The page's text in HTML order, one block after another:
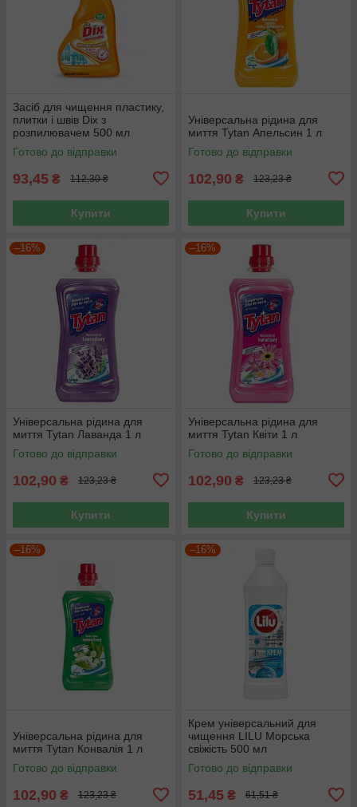
Засіб для чищення пластику,
плитки і швів Dix з
розпилювачем 500 мл
Готово до відправки
93,45 ₴ 112,30 ₴
Купити
Універсальна рідина для
миття Tytan Апельсин 1 л
Готово до відправки
102,90 ₴ 123,23 ₴
Купити
–16%
Універсальна рідина для
миття Tytan Лаванда 1 л
Готово до відправки
102,90 ₴ 123,23 ₴
Купити
–16%
Універсальна рідина для
миття Tytan Квіти 1 л
Готово до відправки
102,90 ₴ 123,23 ₴
Купити
–16%
Універсальна рідина для
миття Tytan Конвалія 1 л
Готово до відправки
102,90 ₴ 123,23 ₴
–16%
Крем універсальний для
чищення LILU Морська
свіжість 500 мл
Готово до відправки
51,45 ₴ 61,51 ₴